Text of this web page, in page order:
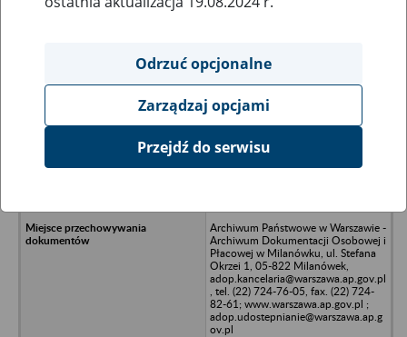
Ukryj wszystkie pozycje bazy
Zespół Opieki Zdrowotnej w
Archiwum Państwowe w Warszawie -
Archiwum Dokumentacji Osobowej i
Płacowej w Milanówku, ul. Stefana
Okrzei 1, 05-822 Milanówek,
adop.kancelaria@warszawa.ap.gov.pl
, tel. (22) 724-76-05, fax. (22) 724-
82-61; www.warszawa.ap.gov.pl ;
adop.udostepnianie@warszawa.ap.g
ov.pl
Odrzuć opcjonalne
Zarządzaj opcjami
Przejdź do serwisu